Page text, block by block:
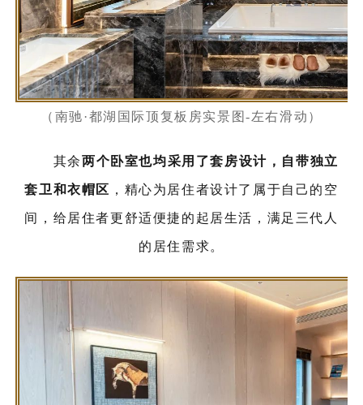
（南驰·都湖国际顶复板房实景图-左右滑动）
其余两个卧室也均采用了套房设计，自带独立
套卫和衣帽区 ，精心为居住者设计了属于自己的空
间，给居住者更舒适便捷的起居生活，满足三代人
的居住需求。